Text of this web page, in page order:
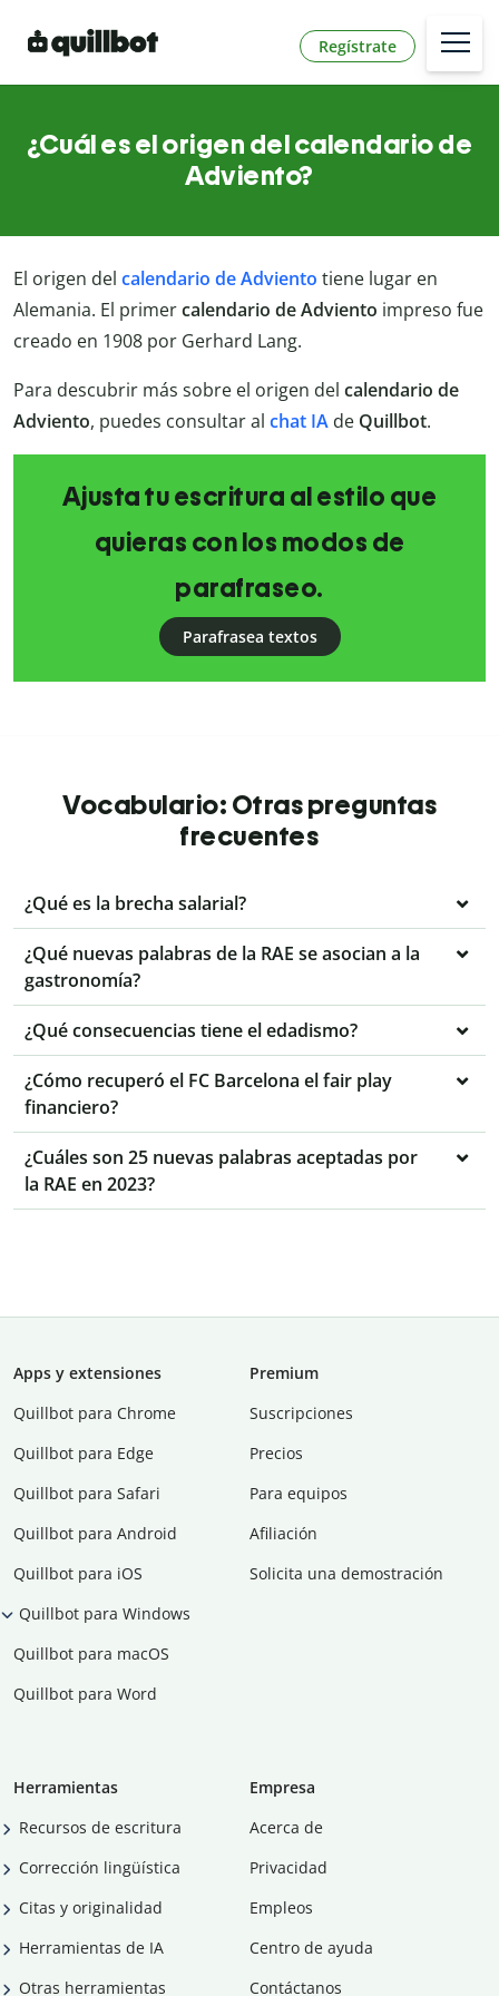
Regístrate
¿Cuál es el origen del calendario de
Adviento?
El origen del calendario de Adviento tiene lugar en
Alemania. El primercalendario de Adviento impreso fue
creado en 1908 por Gerhard Lang.
Para descubrir más sobre el origen del calendario de
Adviento, puedes consultar al chat IA de Quillbot.
Ajusta tu escritura al estilo que
quieras con los modos de
parafraseo.
Parafrasea textos
Vocabulario: Otras preguntas
frecuentes
¿Qué es la brecha salarial?
¿Qué nuevas palabras de la RAE se asocian a la
gastronomía?
¿Qué consecuencias tiene el edadismo?
¿Cómo recuperó el FC Barcelona el fair play
financiero?
¿Cuáles son 25 nuevas palabras aceptadas por
la RAE en 2023?
Apps y extensiones
Quillbot para Chrome
Quillbot para Edge
Quillbot para Safari
Quillbot para Android
Quillbot para iOS
Quillbot para Windows
Quillbot para macOS
Quillbot para Word
Premium
Suscripciones
Precios
Para equipos
Afiliación
Solicita una demostración
Herramientas
Recursos de escritura
Corrección lingüística
Citas y originalidad
Herramientas de IA
Otras herramientas
Empresa
Acerca de
Privacidad
Empleos
Centro de ayuda
Contáctanos